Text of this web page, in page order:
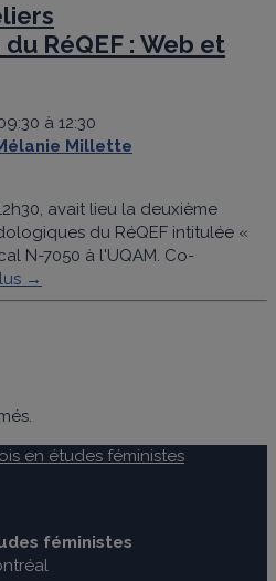
RéQEF : Web et
à 12:30
Millette
avait lieu la deuxième
du RéQEF intitulée «
N-7050 à l'UQAM. Co-
→
féministes